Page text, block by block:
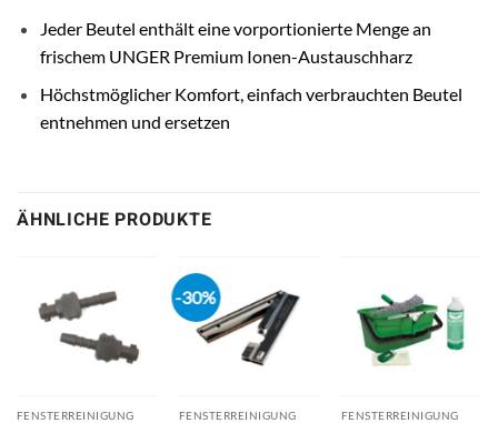
Jeder Beutel enthält eine vorportionierte Menge an
frischem UNGER Premium Ionen-Austauschharz
Höchstmöglicher Komfort, einfach verbrauchten Beutel
entnehmen und ersetzen
ÄHNLICHE PRODUKTE
FENSTERREINIGUNG
-30%
FENSTERREINIGUNG FENSTERREINIGUNG